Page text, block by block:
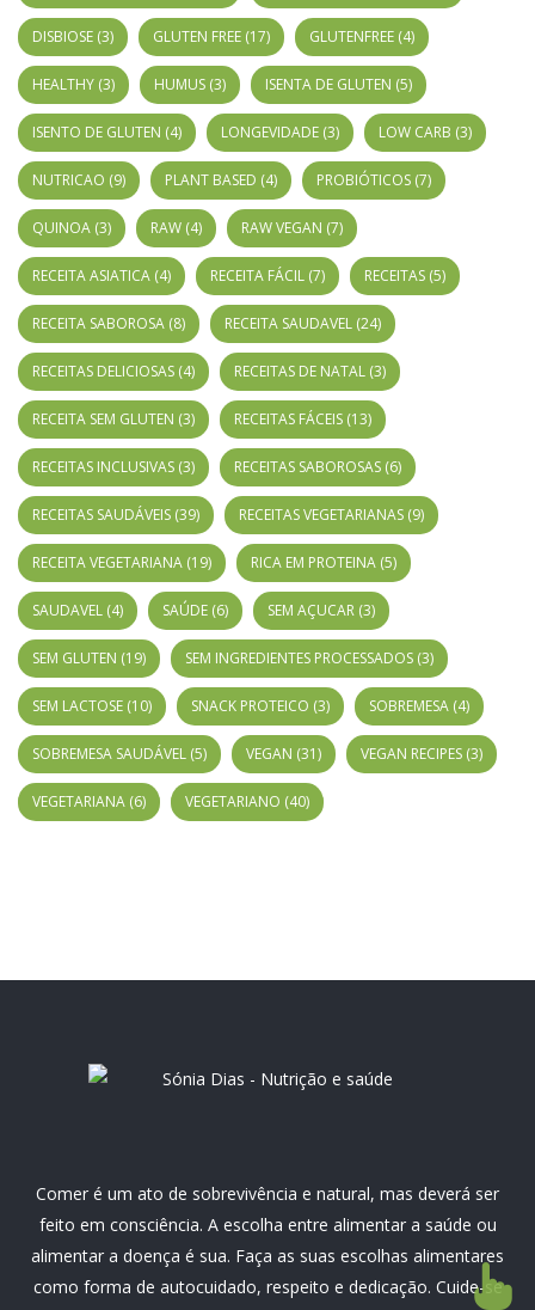
DISBIOSE (3) GLUTEN FREE (17) GLUTENFREE (4)
HEALTHY (3) HUMUS (3) ISENTA DE GLUTEN (5)
ISENTO DE GLUTEN (4) LONGEVIDADE (3) LOW CARB (3)
NUTRICAO (9) PLANT BASED (4) PROBIÓTICOS (7)
QUINOA (3) RAW (4) RAW VEGAN (7)
RECEITA ASIATICA (4) RECEITA FÁCIL (7) RECEITAS (5)
RECEITA SABOROSA (8) RECEITA SAUDAVEL (24)
RECEITAS DELICIOSAS (4) RECEITAS DE NATAL (3)
RECEITA SEM GLUTEN (3) RECEITAS FÁCEIS (13)
RECEITAS INCLUSIVAS (3) RECEITAS SABOROSAS (6)
RECEITAS SAUDÁVEIS (39) RECEITAS VEGETARIANAS (9)
RECEITA VEGETARIANA (19) RICA EM PROTEINA (5)
SAUDAVEL (4) SAÚDE (6) SEM AÇUCAR (3)
SEM GLUTEN (19) SEM INGREDIENTES PROCESSADOS (3)
SEM LACTOSE (10) SNACK PROTEICO (3) SOBREMESA (4)
SOBREMESA SAUDÁVEL (5) VEGAN (31) VEGAN RECIPES (3)
VEGETARIANA (6) VEGETARIANO (40)
Comer é um ato de sobrevivência e natural, mas deverá ser
feito em consciência. A escolha entre alimentar a saúde ou
alimentar a doença é sua. Faça as suas escolhas alimentares
como forma de autocuidado, respeito e dedicação. Cuide-se